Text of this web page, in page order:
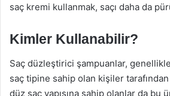
saç kremi kullanmak, saçı daha da
Kimler Kullanabilir?
Saç düzleştirici şampuanlar, genellikle
saç tipine sahip olan kişiler
düz saç yapısına sahip olanlar da bu